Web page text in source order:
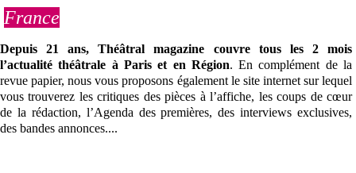
Se connecter
France
Depuis 21 ans, Théâtral magazine couvre tous les 2 mois
l’actualité théâtrale à Paris et en Région. En complément de la
revue papier, nous vous proposons également le site internet sur lequel
vous trouverez les critiques des pièces à l’affiche, les coups de cœur
de la rédaction, l’Agenda des premières, des interviews exclusives,
des bandes annonces....